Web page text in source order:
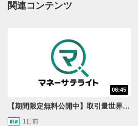
動画再生エリア
動画再生エリアをクリックすると
一時停止します。
2
関連コンテンツ
06:45
【期間限定無料公開中】取引量世界一の通貨ペアに優位性あり!?ドル/円&ユーロドルのテクニカルを検証！【JINのマンスリーFX戦略】
1日前